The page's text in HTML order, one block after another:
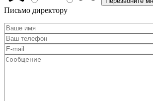
Письмо директору